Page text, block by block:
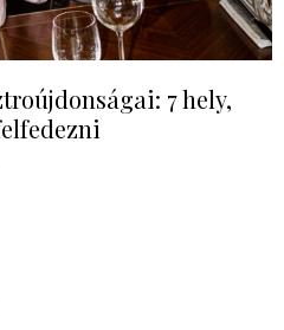
7 hely,